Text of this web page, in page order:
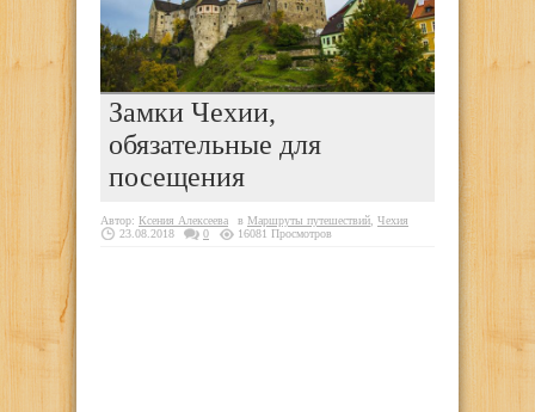
Замки Чехии,
обязательные для
посещения
Автор: Ксения Алексеева в Маршруты путешествий Чехия
23.08.2018
0 16081 Просмотров